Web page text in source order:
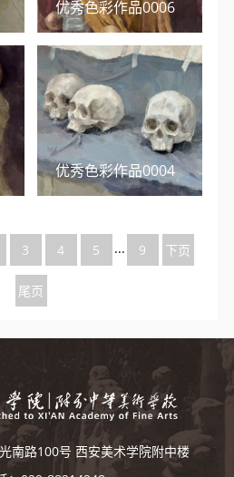
优秀色彩作品0006
优秀色彩作品0004
3 4 5 ... 9 下页
尾页
南路100号 西安美术学院附中楼